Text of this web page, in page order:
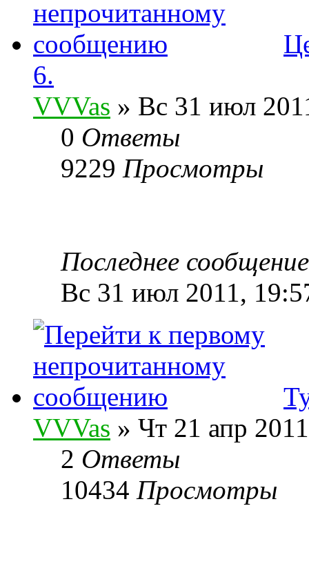
6.
VVVas » Вс 31 июл
0 Ответы
9229 Просмотры
Последнее
Вс 31 июл 2011,
VVVas » Чт 21 апр
2 Ответы
10434 Просмотры